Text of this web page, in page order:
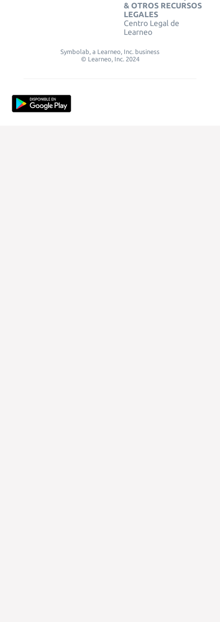
& OTROS RECURSOS
LEGALES
Centro Legal de
Learneo
Symbolab, a Learneo, Inc. business
© Learneo, Inc. 2024